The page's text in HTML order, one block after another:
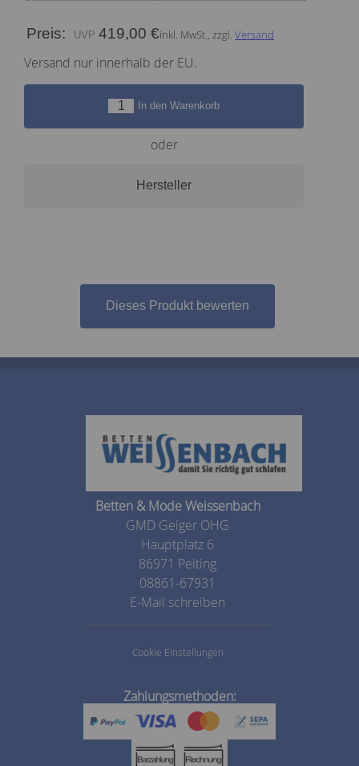
Preis: 419,00 €inkl. MwSt., zzgl. Versand
Versand nur innerhalb der EU.
In den Warenkorb
oder
Hersteller
Dieses Produkt bewerten
Betten & Mode Weissenbach
GMD Geiger OHG
Hauptplatz 6
86971 Peiting
08861-67931
E-Mail schreiben
Cookie Einstellungen
Zahlungsmethoden: